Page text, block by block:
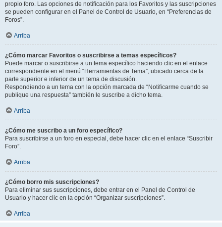
propio foro. Las opciones de notificación para los Favoritos y las suscripciones
se pueden configurar en el Panel de Control de Usuario, en “Preferencias de
Foros”.
Arriba
¿Cómo marcar Favoritos o suscribirse a temas específicos?
Puede marcar o suscribirse a un tema específico haciendo clic en el enlace
correspondiente en el menú “Herramientas de Tema”, ubicado cerca de la
parte superior e inferior de un tema de discusión.
Respondiendo a un tema con la opción marcada de “Notificarme cuando se
publique una respuesta” también le suscribe a dicho tema.
Arriba
¿Cómo me suscribo a un foro específico?
Para suscribirse a un foro en especial, debe hacer clic en el enlace “Suscribir
Foro”.
Arriba
¿Cómo borro mis suscripciones?
Para eliminar sus suscripciones, debe entrar en el Panel de Control de
Usuario y hacer clic en la opción “Organizar suscripciones”.
Arriba